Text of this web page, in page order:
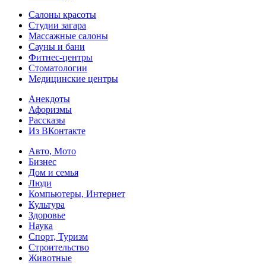
Салоны красоты
Студии загара
Массажные салоны
Сауны и бани
Фитнес-центры
Стоматологии
Медицинские центры
Анекдоты
Афоризмы
Рассказы
Из ВКонтакте
Авто, Мото
Бизнес
Дом и семья
Люди
Компьютеры, Интернет
Культура
Здоровье
Наука
Спорт, Туризм
Строительство
Животные